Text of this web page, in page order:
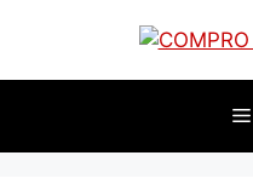
contenuto